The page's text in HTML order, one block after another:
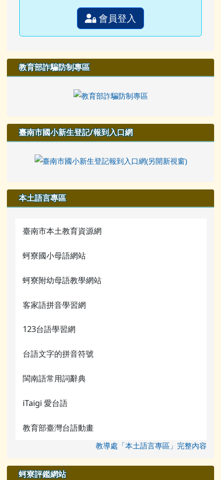
會員登入
教育部詐騙防制專區
臺南市國小新生登記/報到入口網
本土語言專區
臺南市本土教育資源網
蚵寮國小母語網站
蚵寮附幼母語教學網站
客家語拼音學習網
123台語學習網
台語文字的拼音符號
閩南語常用詞辭典
iTaigi 愛台語
教育部臺灣台語動畫
教導處「本土語言專區」完整內容
蚵寮評鑑網站